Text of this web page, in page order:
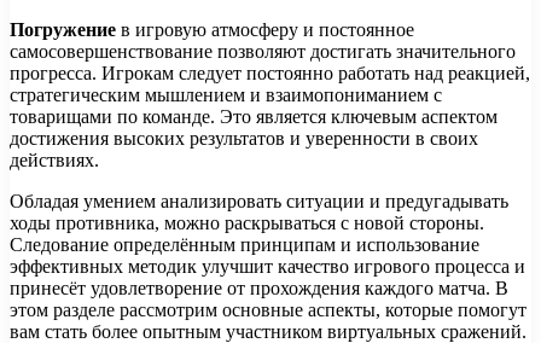
Погружение в игровую атмосферу и постоянное
самосовершенствование позволяют достигать значительного
прогресса. Игрокам следует постоянно работать над реакцией,
стратегическим мышлением и взаимопониманием с
товарищами по команде. Это является ключевым аспектом
достижения высоких результатов и уверенности в своих
действиях.
Обладая умением анализировать ситуации и предугадывать
ходы противника, можно раскрываться с новой стороны.
Следование определённым принципам и использование
эффективных методик улучшит качество игрового процесса и
принесёт удовлетворение от прохождения каждого матча. В
этом разделе рассмотрим основные аспекты, которые помогут
вам стать более опытным участником виртуальных сражений.